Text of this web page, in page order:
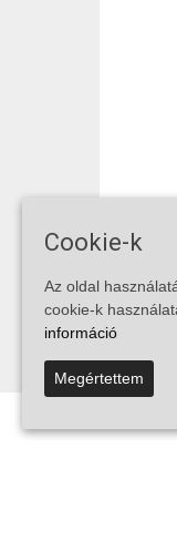
Cookie-k
Az oldal
cookie-k
információ
Megértettem